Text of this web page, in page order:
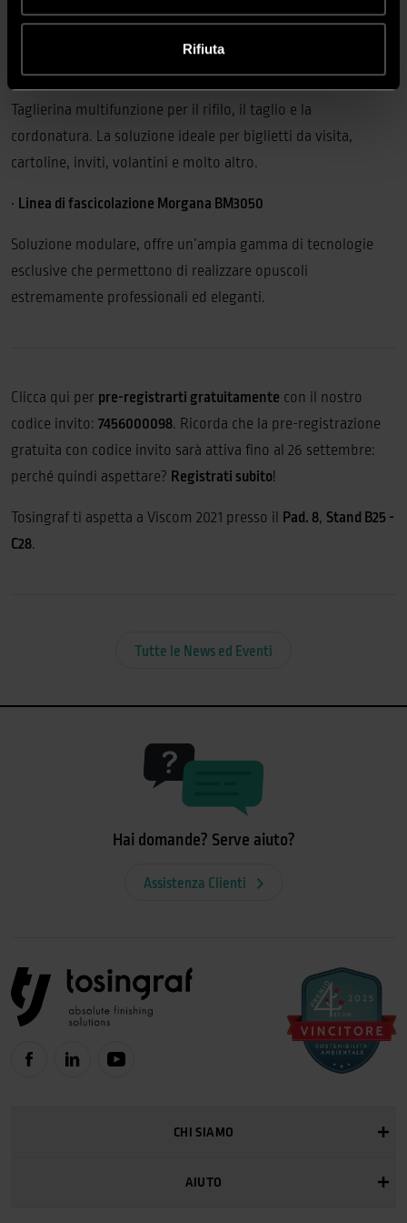
Rifiuta
equipaggiato con barriere di sicurezza e pressino idraulico.
Taglierina Uchida AeroCut X
Taglierina multifunzione per il rifilo, il taglio e la
cordonatura. La soluzione ideale per biglietti da visita,
cartoline, inviti, volantini e molto altro.
• Linea di fascicolazione Morgana BM3050
Soluzione modulare, offre un’ampia gamma di tecnologie
esclusive che permettono di realizzare opuscoli
estremamente professionali ed eleganti.
Clicca qui per pre-registrarti gratuitamente con il nostro
codice invito: 7456000098. Ricorda che la pre-registrazione
gratuita con codice invito sarà attiva fino al 26 settembre:
perché quindi aspettare? Registrati subito!
Tosingraf ti aspetta a Viscom 2021 presso il Pad. 8, Stand B25 -
C28.
Tutte le News ed Eventi
Hai domande? Serve aiuto?
Assistenza Clienti
CHI SIAMO
AIUTO